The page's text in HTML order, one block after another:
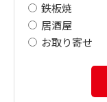
鉄板焼
居酒屋
お取り寄せ